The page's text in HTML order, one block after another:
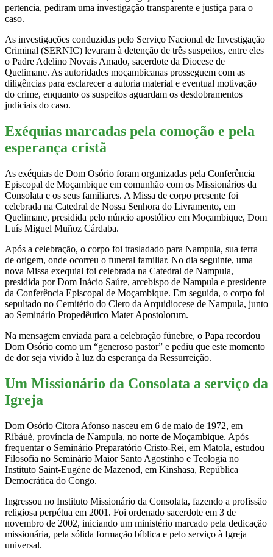
pertencia, pediram uma investigação transparente e justiça para o
caso.
As investigações conduzidas pelo Serviço Nacional de Investigação
Criminal (SERNIC) levaram à detenção de três suspeitos, entre eles
o Padre Adelino Novais Amado, sacerdote da Diocese de
Quelimane. As autoridades moçambicanas prosseguem com as
diligências para esclarecer a autoria material e eventual motivação
do crime, enquanto os suspeitos aguardam os desdobramentos
judiciais do caso.
Exéquias marcadas pela comoção e pela
esperança cristã
As exéquias de Dom Osório foram organizadas pela Conferência
Episcopal de Moçambique em comunhão com os Missionários da
Consolata e os seus familiares. A Missa de corpo presente foi
celebrada na Catedral de Nossa Senhora do Livramento, em
Quelimane, presidida pelo núncio apostólico em Moçambique, Dom
Luís Miguel Muñoz Cárdaba.
Após a celebração, o corpo foi trasladado para Nampula, sua terra
de origem, onde ocorreu o funeral familiar. No dia seguinte, uma
nova Missa exequial foi celebrada na Catedral de Nampula,
presidida por Dom Inácio Saúre, arcebispo de Nampula e presidente
da Conferência Episcopal de Moçambique. Em seguida, o corpo foi
sepultado no Cemitério do Clero da Arquidiocese de Nampula, junto
ao Seminário Propedêutico Mater Apostolorum.
Na mensagem enviada para a celebração fúnebre, o Papa recordou
Dom Osório como um “generoso pastor” e pediu que este momento
de dor seja vivido à luz da esperança da Ressurreição.
Um Missionário da Consolata a serviço da
Igreja
Dom Osório Citora Afonso nasceu em 6 de maio de 1972, em
Ribáuè, província de Nampula, no norte de Moçambique. Após
frequentar o Seminário Preparatório Cristo-Rei, em Matola, estudou
Filosofia no Seminário Maior Santo Agostinho e Teologia no
Instituto Saint-Eugène de Mazenod, em Kinshasa, República
Democrática do Congo.
Ingressou no Instituto Missionário da Consolata, fazendo a profissão
religiosa perpétua em 2001. Foi ordenado sacerdote em 3 de
novembro de 2002, iniciando um ministério marcado pela dedicação
missionária, pela sólida formação bíblica e pelo serviço à Igreja
universal.